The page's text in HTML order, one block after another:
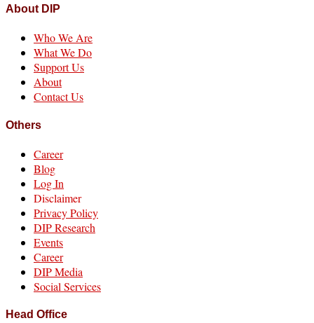
About DIP
Who We Are
What We Do
Support Us
About
Contact Us
Others
Career
Blog
Log In
Disclaimer
Privacy Policy
DIP Research
Events
Career
DIP Media
Social Services
Head Office